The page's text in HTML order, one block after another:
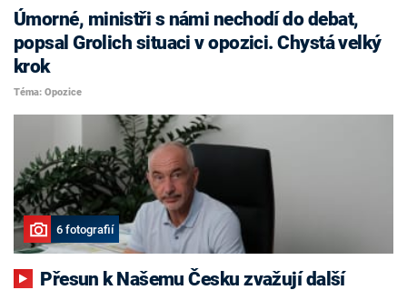
Úmorné, ministři s námi nechodí do debat,
popsal Grolich situaci v opozici. Chystá velký
krok
Téma: Opozice
6 fotografií